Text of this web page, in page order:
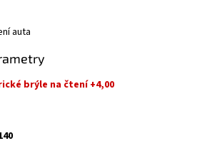
auta
brýle na čtení +4,00